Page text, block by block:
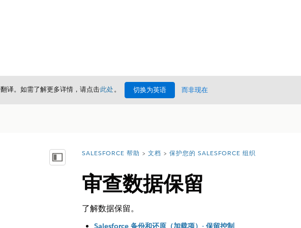
译。如需了解更多详情，请点击此处。 切换为英语 而非现在
显示目录 您在此处：
SALESFORCE 帮助 文档 保护您的 SALESFORCE 组织
审查数据保留
了解数据保留。
Salesforce 备份和还原（加载项）- 保留控制